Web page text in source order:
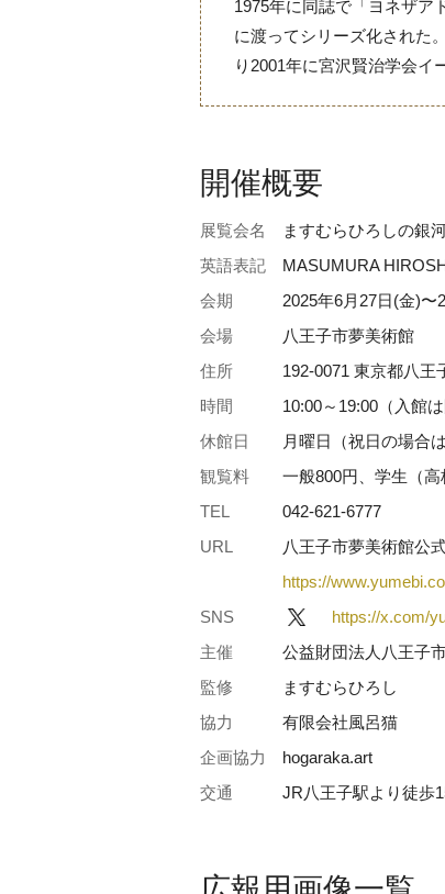
1975年に同誌で「ヨネザア
に渡ってシリーズ化された
り2001年に宮沢賢治学会イ
開催概要
展覧会名
ますむらひろしの銀
英語表記
MASUMURA
会期
2025年6月27日(金)〜
会場
八王子市夢美術館
住所
192-0071 東京都八王
時間
10:00～19:00（入館
休館日
月曜日（祝日の場合
観覧料
一般800円、学生（
TEL
042-621-6777
URL
八王子市夢美術館公
https://
SNS
https://x.com/
主催
公益財団法人八王子
監修
ますむらひろし
協力
有限会社風呂猫
企画協力
hogaraka.art
交通
JR八王子駅より徒歩